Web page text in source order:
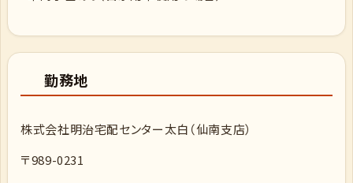
勤務地
株式会社明治宅配センター太白（仙南支店）
〒989-0231